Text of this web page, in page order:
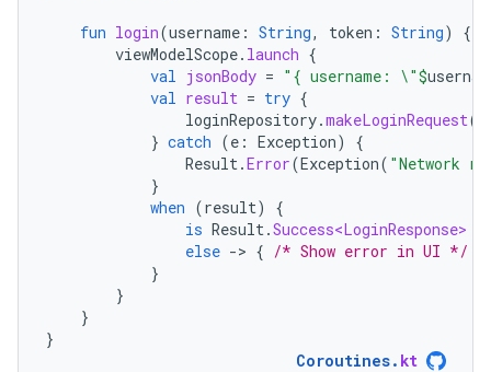
fun login(username : String, token : String)
{
viewModelScope. launch {
val jsonBody = "{ username: \"$
val result = try {
loginRepository.makeLoginRequest(
} catch (e : Exception)
{
Result.Error(Exception( "Network
}
when (result)
{
is Result.Success<LoginResponse>
else -> { /* Show error in UI */
}
}
}
}
Coroutines. kt